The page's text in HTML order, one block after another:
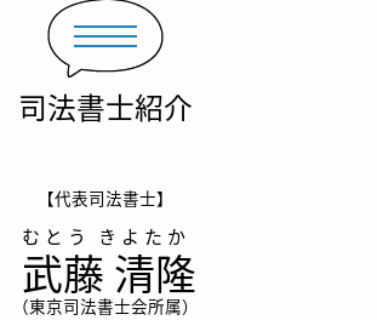
司法書士紹介
【代表司法書士】
武藤 清隆
（東京司法書士会所属）